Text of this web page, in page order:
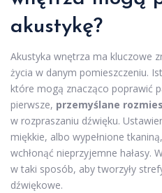
akustykę?
Akustyka wnętrza ma kluczowe
życia w danym pomieszczeniu.
które mogą znacząco poprawić
pierwsze, przemyślane
w rozpraszaniu dźwięku.
miękkie, albo wypełnione
wchłonąć nieprzyjemne hałasy.
w taki sposób, aby tworzyły
dźwiękowe.